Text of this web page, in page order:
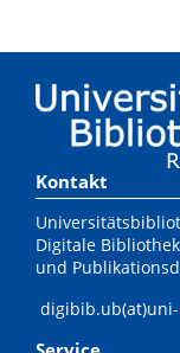
Kontakt
Digitale Bibliothek
und